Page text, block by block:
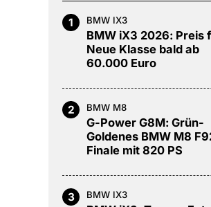
1 BMW IX3
BMW iX3 2026: Preis
Neue Klasse bald ab
60.000 Euro
2 BMW M8
G-Power G8M: Grün-
Goldenes BMW M8
Finale mit 820 PS
3 BMW IX3